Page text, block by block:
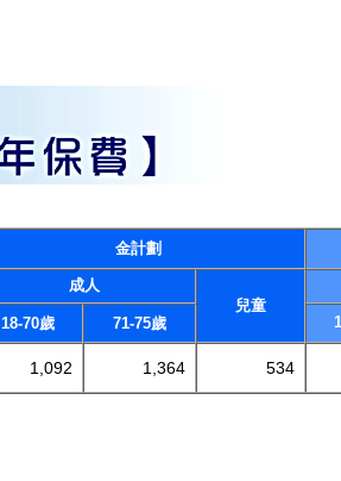
金計劃
成人
兒童
18-70歲 71-75歲
1,092 1,364 534